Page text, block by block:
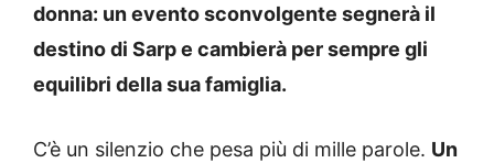
donna: un evento sconvolgente segnerà il
destino di Sarp e cambierà per sempre gli
equilibri della sua famiglia.
C’è un silenzio che pesa più di mille parole. Un